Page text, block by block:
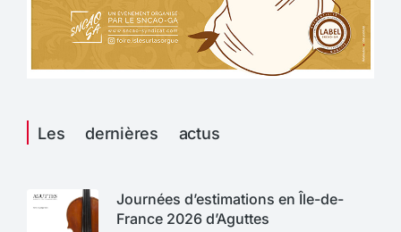
Les dernières actus
Journées d’estimations en Île-de-
France 2026 d’Aguttes